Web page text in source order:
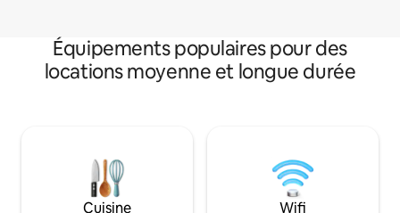
Équipements populaires pour des
locations moyenne et longue durée
Cuisine Wifi